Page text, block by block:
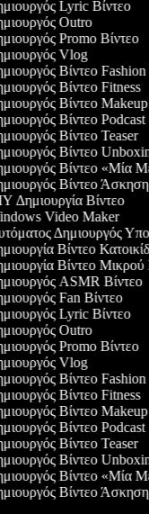
Lyric Βίντεο
Outro
Promo Βίντεο
Vlog
Βίντεο Fashion
Βίντεο Fitness
Βίντεο
Βίντεο Podcast
Βίντεο Teaser
Βίντεο
Βίντεο «Μία
Βίντεο
Δημιουργία Βίντεο
Video Maker
Δημιουργός
Βίντεο
Βίντεο Μικρού
ASMR Βίντεο
Fan Βίντεο
Lyric Βίντεο
Outro
Promo Βίντεο
Vlog
Βίντεο Fashion
Βίντεο Fitness
Βίντεο
Βίντεο Podcast
Βίντεο Teaser
Βίντεο
Βίντεο «Μία
Βίντεο